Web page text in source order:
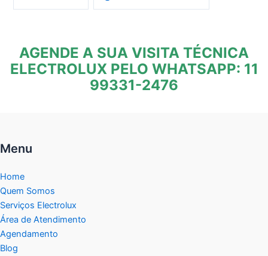
AGENDE A SUA VISITA TÉCNICA
ELECTROLUX PELO WHATSAPP: 11
99331-2476
Menu
Home
Quem Somos
Serviços Electrolux
Área de Atendimento
Agendamento
Blog